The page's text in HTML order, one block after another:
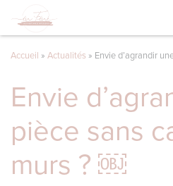
Accueil » Actualités » Envie d’agrandir
Envie
pièce sans
murs ? ￼